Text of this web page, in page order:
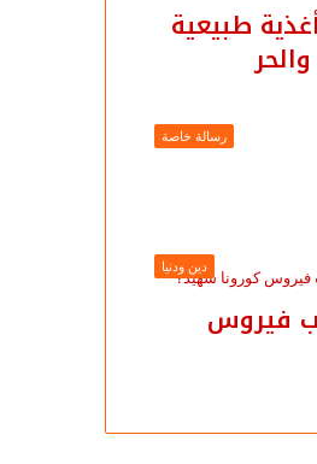
طبيعية
رسالة خاصة
دين ودنيا
فيروس